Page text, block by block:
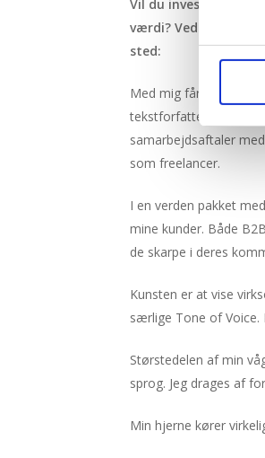
Vil du investere i din
værdi?Ved du
sted:
Med mig får du en
tekstforfatter,
samarbejdsaftaler
som freelancer.
I en verden pakket
mine kunder. Både
de skarpe i deres
Kunsten er at vise
særlige Tone of Voice.
Størstedelen af min
sprog. Jeg drages af
Min hjerne kører